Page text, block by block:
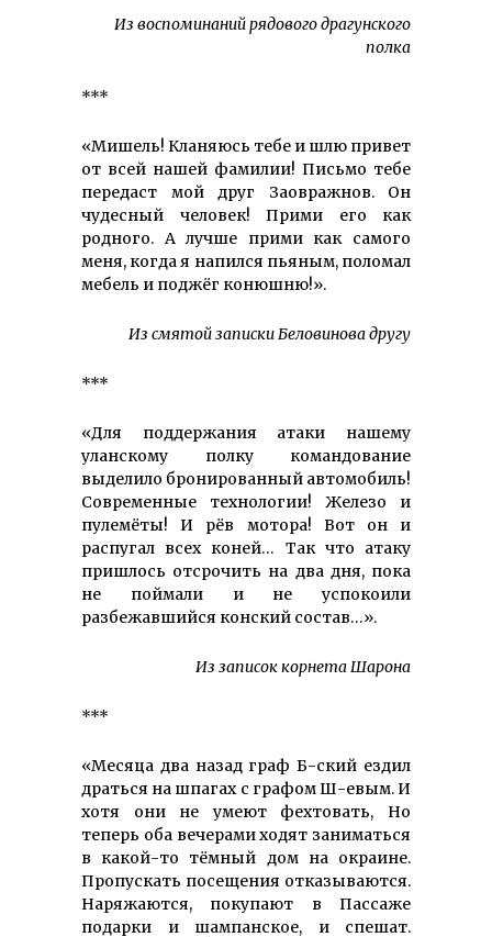
Из воспоминаний рядового драгунского
полка
***
«Мишель! Кланяюсь тебе и шлю привет
от всей нашей фамилии! Письмо тебе
передаст мой друг Заовражнов. Он
чудесный человек! Прими его как
родного. А лучше прими как самого
меня, когда я напился пьяным, поломал
мебель и поджёг конюшню!».
Из смятой записки Беловинова другу
***
«Для поддержания атаки нашему
уланскому полку командование
выделило бронированный автомобиль!
Современные технологии! Железо и
пулемёты! И рёв мотора! Вот он и
распугал всех коней… Так что атаку
пришлось отсрочить на два дня, пока
не поймали и не успокоили
разбежавшийся конский состав…».
Из записок корнета Шарона
***
«Месяца два назад граф Б-ский ездил
драться на шпагах с графом Ш-евым. И
хотя они не умеют фехтовать, Но
теперь оба вечерами ходят заниматься
в какой-то тёмный дом на окраине.
Пропускать посещения отказываются.
Наряжаются, покупают в Пассаже
подарки и шампанское, и спешат.